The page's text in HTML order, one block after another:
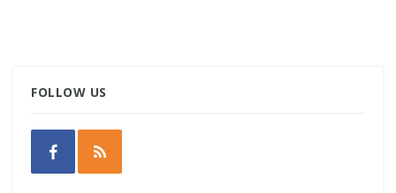
FOLLOW US